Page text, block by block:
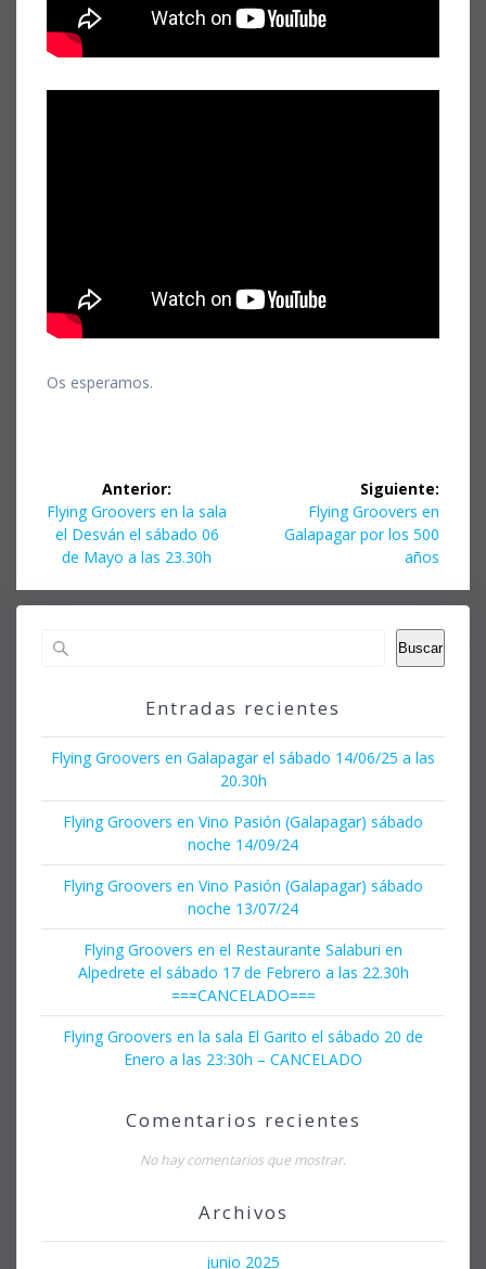
Os esperamos.
Navegación
de
entradas
Anterior:
Entrada
anterior:
Flying Groovers en la sala
el Desván el sábado 06
de Mayo a las 23.30h
Siguiente:
Siguiente
entrada:
Flying Groovers en
Galapagar por los 500
años
Buscar
Entradas recientes
Flying Groovers en Galapagar el sábado 14/06/25 a las
20.30h
Flying Groovers en Vino Pasión (Galapagar) sábado
noche 14/09/24
Flying Groovers en Vino Pasión (Galapagar) sábado
noche 13/07/24
Flying Groovers en el Restaurante Salaburi en
Alpedrete el sábado 17 de Febrero a las 22.30h
===CANCELADO===
Flying Groovers en la sala El Garito el sábado 20 de
Enero a las 23:30h – CANCELADO
Comentarios recientes
No hay comentarios que mostrar.
Archivos
junio 2025